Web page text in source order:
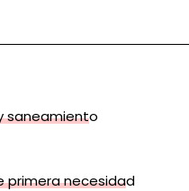
saneamiento
primera necesidad